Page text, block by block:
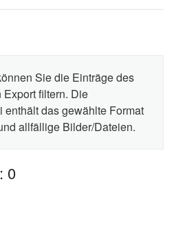
Sie die Einträge des
filtern. Die
enthält das gewählte Format
allfällige Bilder/Dateien.
0